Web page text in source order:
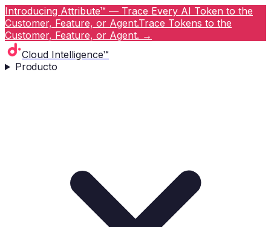
Introducing Attribute™ — Trace Every AI Token to the
Customer, Feature, or Agent.Trace Tokens to the
Customer, Feature, or Agent. →
Cloud Intelligence™
Producto